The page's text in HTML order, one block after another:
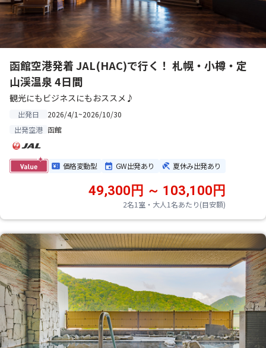
函館空港発着 JAL(HAC)で行く！ 札幌・小樽・定
山渓温泉 4日間
観光にもビジネスにもおススメ♪
出発日
2026/4/1~2026/10/30
出発空港 函館
価格変動型 GW出発あり 夏休み出発あり
2名1室・大人1名あたり(目安額)
49,300円 ～ 103,100円